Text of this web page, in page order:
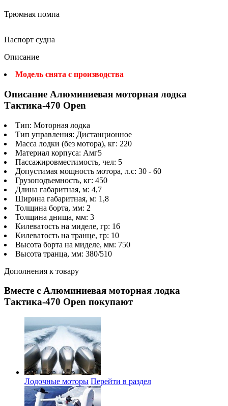
Трюмная помпа
Паспорт судна
Описание
Модель снята с производства
Описание Алюминиевая моторная лодка
Тактика-470 Open
Тип: Моторная лодка
Тип управления: Дистанционное
Масса лодки (без мотора), кг: 220
Материал корпуса: Амг5
Пассажировместимость, чел: 5
Допустимая мощность мотора, л.с: 30 - 60
Грузоподъемность, кг: 450
Длина габаритная, м: 4,7
Ширина габаритная, м: 1,8
Толщина борта, мм: 2
Толщина днища, мм: 3
Килеватость на миделе, гр: 16
Килеватость на транце, гр: 10
Высота борта на миделе, мм: 750
Высота транца, мм: 380/510
Дополнения к товару
Вместе с Алюминиевая моторная лодка
Тактика-470 Open покупают
Лодочные моторы Перейти в раздел